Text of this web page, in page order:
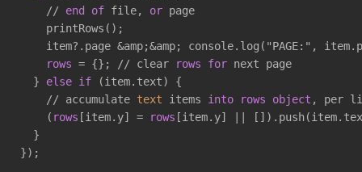
    //
end of file, or page
    printRows();
item?.page &amp;&amp; console.log("PAGE:",
rows = {}; // clear rows for next page
  }
else if (item.text) {
    // accumulate
text items into rows object , per
    (
rows [item.y] = rows [item.y] ||
  }
});